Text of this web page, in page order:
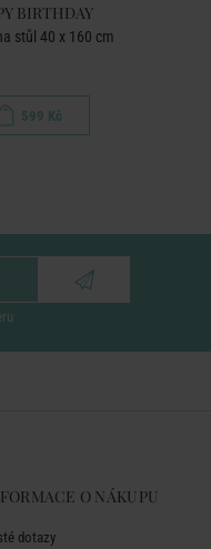
BIRTHDAY
stůl 40 x 160 cm
599 Kč
O NÁKUPU
dotazy